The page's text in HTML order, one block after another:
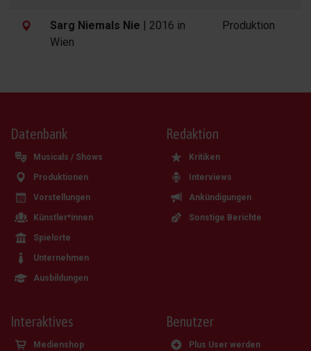
Sarg Niemals Nie | 2016 in
Wien
Produktion
Datenbank
Musicals / Shows
Produktionen
Vorstellungen
Künstler*innen
Spielorte
Unternehmen
Ausbildungen
Redaktion
Kritiken
Interviews
Ankündigungen
Sonstige Berichte
Interaktives
Medienshop
Benutzer
Plus User werden